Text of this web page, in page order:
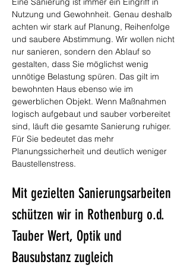
Nutzung und Gewohnheit. Genau deshalb
achten wir stark auf Planung, Reihenfolge
und saubere Abstimmung. Wir wollen nicht
nur sanieren, sondern den Ablauf so
gestalten, dass Sie möglichst wenig
unnötige Belastung spüren. Das gilt im
bewohnten Haus ebenso wie im
gewerblichen Objekt. Wenn Maßnahmen
logisch aufgebaut und sauber vorbereitet
sind, läuft die gesamte Sanierung ruhiger.
Für Sie bedeutet das mehr
Planungssicherheit und deutlich weniger
Baustellenstress.
Mit gezielten Sanierungsarbeiten
schützen wir in Rothenburg o.d.
Tauber Wert, Optik und
Bausubstanz zugleich